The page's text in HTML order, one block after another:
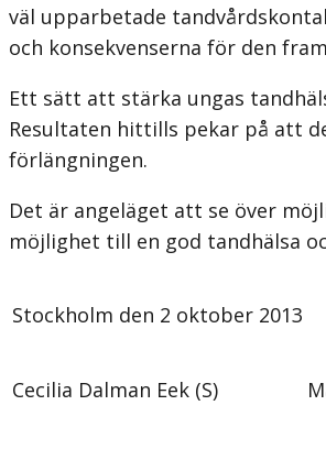
väl upparbetade
och konsekvenserna för den
Ett sätt att stärka ungas
Resultaten hittills pekar på att
förlängningen.
Det är angeläget att se över
möjlighet till en god tandhälsa
Stockholm den 2 oktober 2013
Cecilia Dalman Eek (S)